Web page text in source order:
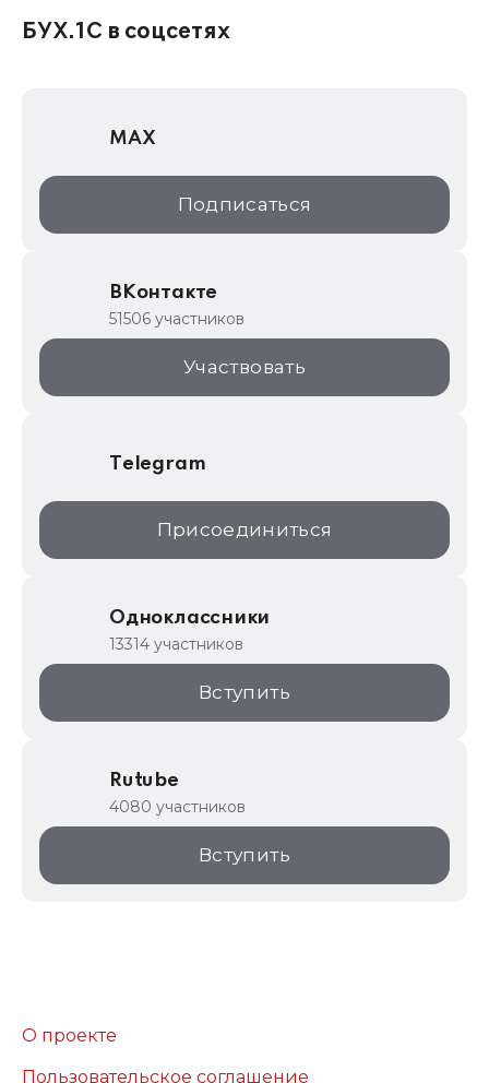
1С:Консалтинг
1С:Дистрибьюция
1С:Образование
ИТС.1C.ru
1С для торговли
1С:Торговая площадка
БУХ.1С в соцсетях
MAX
Подписаться
ВКонтакте
51506 участников
Участвовать
Telegram
Присоединиться
Одноклассники
13314 участников
Вступить
Rutube
4080 участников
Вступить
О проекте
Пользовательское соглашение